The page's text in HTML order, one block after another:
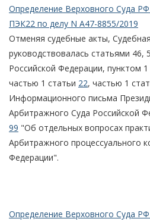
Определение Верховного Суда
ПЭК22 по делу N А47-8855/2019
Отменяя судебные акты,
руководствовалась статьями 46,
Российской Федерации, пунктом 1
частью 1 статьи 22, частью 1
Информационного письма
Арбитражного Суда Российской
99 "Об отдельных вопросах
Арбитражного процессуального
Федерации".
Определение Верховного Суда